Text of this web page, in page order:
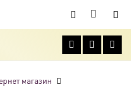
магазин